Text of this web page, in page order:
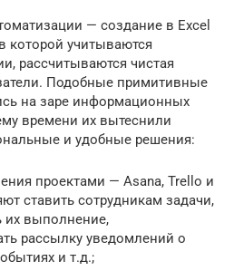
— создание в Excel
которой учитываются
рассчитываются чистая
Подобные примитивные
на заре информационных
времени их вытеснили
и удобные решения:
проектами — Asana, Trello и
ставить сотрудникам задачи,
их выполнение,
рассылку уведомлений о
и т.д.;